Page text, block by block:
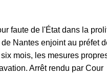
faute de l'État dans la
Nantes enjoint au préfet
mois, les mesures
Arrêt rendu par Cour